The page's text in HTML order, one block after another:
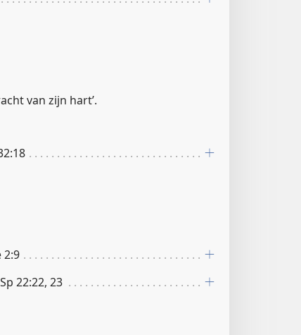
van zijn hart’.
2:9
22:22, 23